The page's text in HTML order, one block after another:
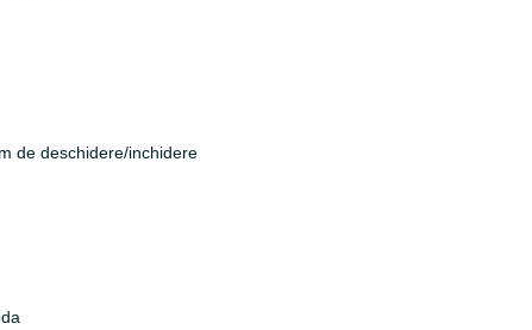
de deschidere/inchidere